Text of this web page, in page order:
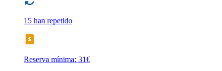
15 han repetido
Reserva mínima: 31€